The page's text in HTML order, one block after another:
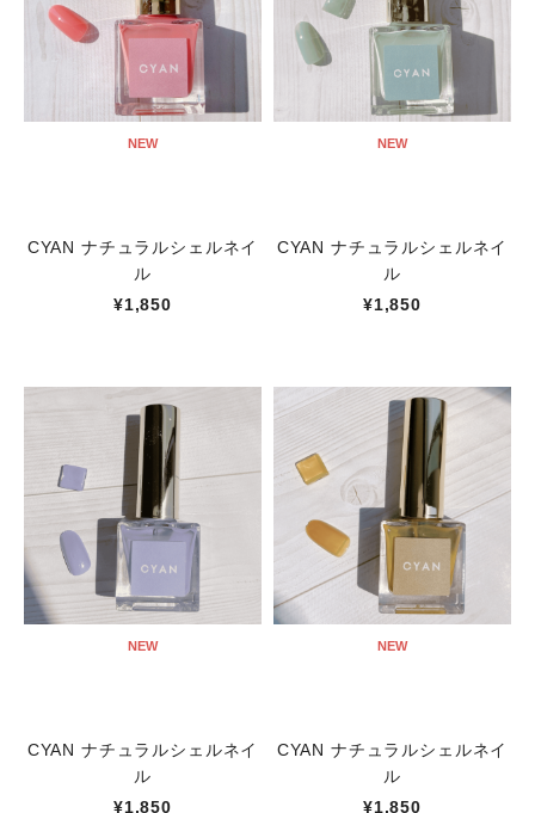
NEW
CYAN ナチュラルシェルネイ
ル
¥1,850
NEW
CYAN ナチュラルシェルネイ
ル
¥1,850
NEW
CYAN ナチュラルシェルネイ
ル
¥1,850
NEW
CYAN ナチュラルシェルネイ
ル
¥1,850